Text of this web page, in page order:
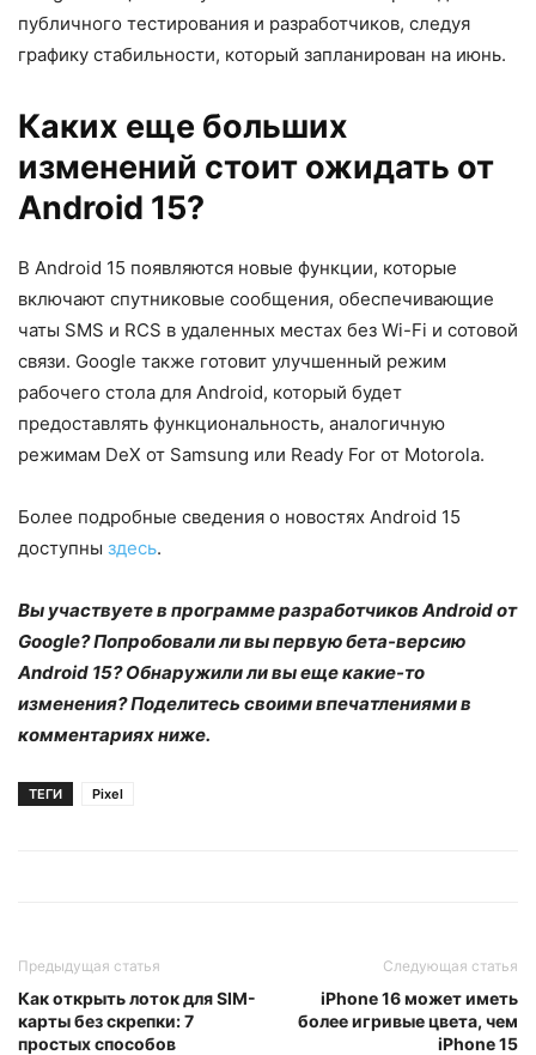
публичного тестирования и разработчиков, следуя
графику стабильности, который запланирован на июнь.
Каких еще больших
изменений стоит ожидать от
Android 15?
В Android 15 появляются новые функции, которые
включают спутниковые сообщения, обеспечивающие
чаты SMS и RCS в удаленных местах без Wi-Fi и сотовой
связи. Google также готовит улучшенный режим
рабочего стола для Android, который будет
предоставлять функциональность, аналогичную
режимам DeX от Samsung или Ready For от Motorola.
Более подробные сведения о новостях Android 15
доступны здесь.
Вы участвуете в программе разработчиков Android от
Google? Попробовали ли вы первую бета-версию
Android 15? Обнаружили ли вы еще какие-то
изменения? Поделитесь своими впечатлениями в
комментариях ниже.
ТЕГИ Pixel
Предыдущая статья
Как открыть лоток для SIM-
карты без скрепки: 7
простых способов
Следующая статья
iPhone 16 может иметь
более игривые цвета, чем
iPhone 15